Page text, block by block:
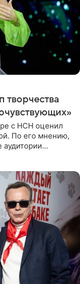
творчества
с НСН оценил
По его мнению,
аудитории